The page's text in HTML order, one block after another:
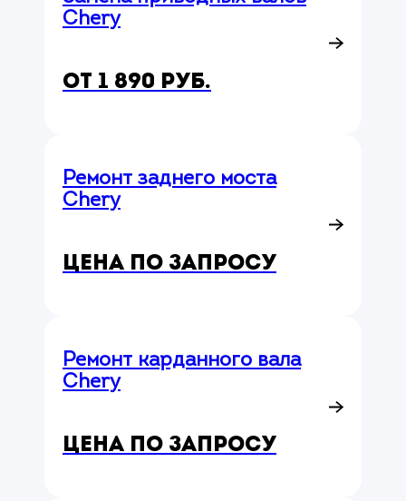
Chery
от 1 890 руб.
Ремонт заднего моста
Chery
Цена по запросу
Ремонт карданного вала
Chery
Цена по запросу